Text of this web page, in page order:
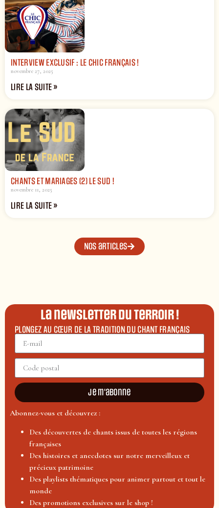
INTERVIEW EXCLUSIF : LE CHIC FRANÇAIS !
novembre 27, 2025
LIRE LA SUITE »
CHANTS ET MARIAGES (2) LE SUD !
novembre 11, 2025
LIRE LA SUITE »
Nos articles
La newsletter du terroir !
PLONGEZ AU CŒUR DE LA TRADITION DU CHANT FRANÇAIS
Je m'abonne
Abonnez-vous et découvrez :
Des découvertes de chants issus de toutes les régions
françaises
Des histoires et anecdotes sur notre merveilleux et
précieux patrimoine
Des playlists thématiques pour animer partout et tout le
monde
Des promotions exclusives sur le shop !